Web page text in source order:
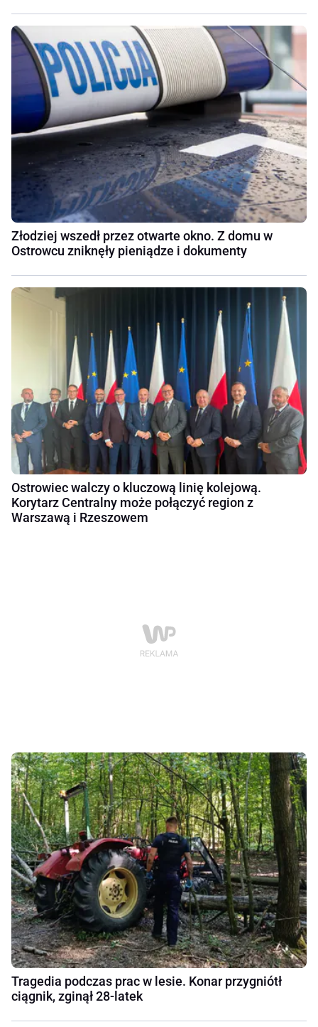
Złodziej wszedł przez otwarte okno. Z domu w
Ostrowcu zniknęły pieniądze i dokumenty
Ostrowiec walczy o kluczową linię kolejową.
Korytarz Centralny może połączyć region z
Warszawą i Rzeszowem
Tragedia podczas prac w lesie. Konar przygniótł
ciągnik, zginął 28-latek